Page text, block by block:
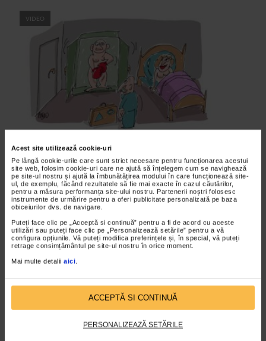
Acest site utilizează cookie-uri
Pe lângă cookie-urile care sunt strict necesare pentru funcționarea acestui
site web, folosim cookie-uri care ne ajută să înțelegem cum se navighează
pe site-ul nostru și ajută la îmbunătățirea modului în care funcționează site-
ul, de exemplu, făcând rezultatele să fie mai exacte în cazul căutărilor,
pentru a măsura performanța site-ului nostru. Partenerii noștri folosesc
instrumente de urmărire pentru a oferi publicitate personalizată pe baza
obiceiurilor dvs. de navigare.
Puteți face clic pe „Acceptă si continuă” pentru a fi de acord cu aceste
utilizări sau puteți face clic pe „Personalizează setările” pentru a vă
configura opțiunile. Vă puteți modifica preferințele și, în special, vă puteți
retrage consimțământul pe site-ul nostru în orice moment.
Mai multe detalii aici
ACCEPTĂ SI CONTINUĂ
PERSONALIZEAZĂ SETĂRILE
VIDEO
ANDONEVRALGIC
NEHOTARARE Ep. 284
02/11/2020
VIDEO